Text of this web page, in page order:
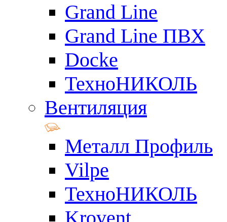
Grand Line
Grand Line ПВХ
Docke
ТехноНИКОЛЬ
Вентиляция
Металл Профиль
Vilpe
ТехноНИКОЛЬ